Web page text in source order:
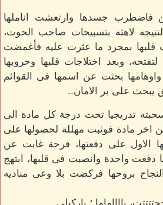
فاضطرب جسدها وارتعشت اناملها
لاهثه بتسبيحات صاحب الحوت،
قلبها بمجرد ما عثرت عليه فأغمضت
وبعد اختلاجات قلبها وحروبها
بحثت عن اسمها فى القوائم
يبحث على بر الامان..
تدريجيا تحت درجة كل مادة الى
اخر مادة فوثبت مهللة لحصولها على
الاول على دفعتها، فرحة غابت عن
دفعت واحدة وانصبت فى قلبها، ابتهج
بروحها فركضت بلا وعى مناديه